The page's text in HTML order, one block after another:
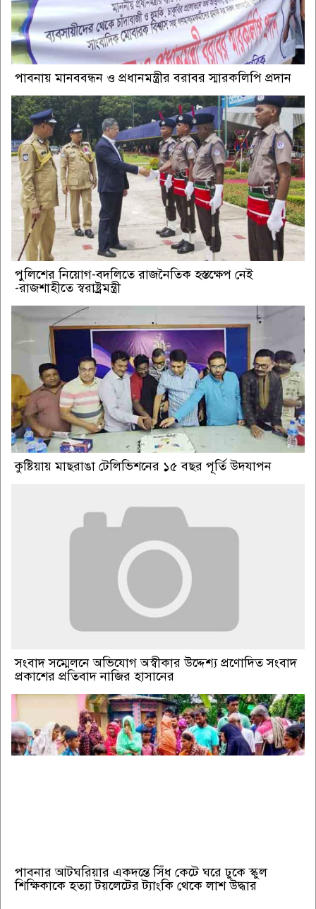
পাবনায় মানববন্ধন ও প্রধানমন্ত্রীর বরাবর স্মারকলিপি প্রদান
পুলিশের নিয়োগ-বদলিতে রাজনৈতিক হস্তক্ষেপ নেই
-রাজশাহীতে স্বরাষ্ট্রমন্ত্রী
কুষ্টিয়ায় মাছরাঙা টেলিভিশনের ১৫ বছর পূর্তি উদযাপন
সংবাদ সম্মেলনে অভিযোগ অস্বীকার উদ্দেশ্য প্রণোদিত সংবাদ
প্রকাশের প্রতিবাদ নাজির হাসানের
পাবনার আটঘরিয়ার একদন্তে সিঁধ কেটে ঘরে ঢুকে স্কুল
শিক্ষিকাকে হত্যা টয়লেটের ট্যাংকি থেকে লাশ উদ্ধার